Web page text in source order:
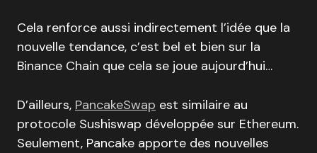
Cela renforce aussi indirectement l’idée que la
nouvelle tendance, c’est bel et bien sur la
Binance Chain que cela se joue aujourd’hui…
D’ailleurs, PancakeSwap est similaire au
protocole Sushiswap développée sur Ethereum.
Seulement, Pancake apporte des nouvelles